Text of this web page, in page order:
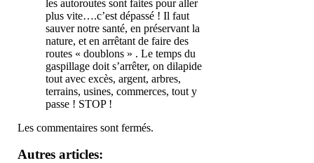
les autoroutes sont faites pour aller
plus vite….c’est dépassé ! Il faut
sauver notre santé, en préservant la
nature, et en arrêtant de faire des
routes « doublons » . Le temps du
gaspillage doit s’arrêter, on dilapide
tout avec excès, argent, arbres,
terrains, usines, commerces, tout y
passe ! STOP !
Les commentaires sont fermés.
Autres articles: